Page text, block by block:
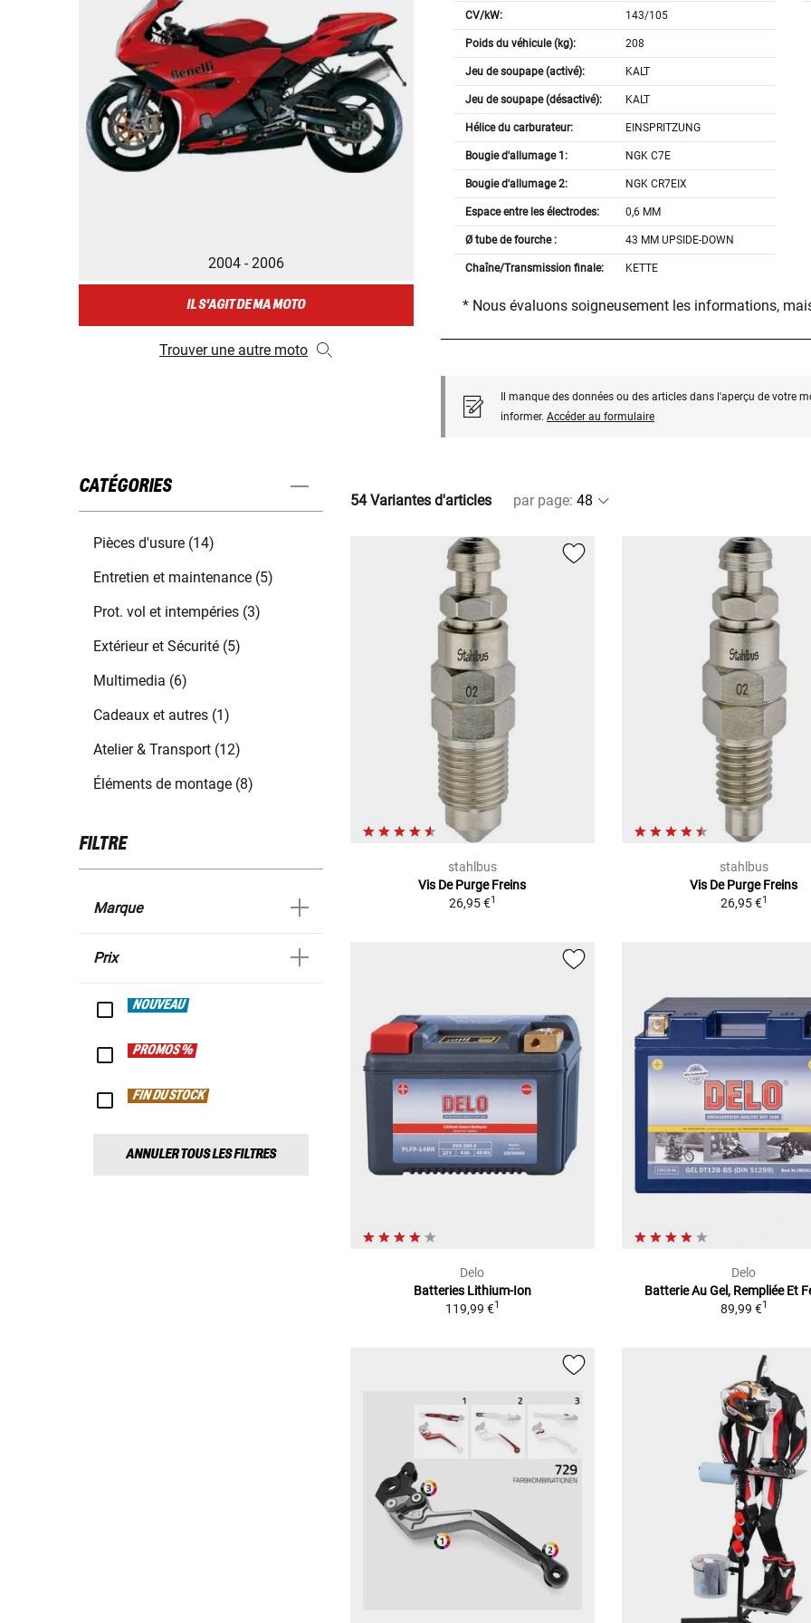
2004 - 2006
IL S'AGIT DE MA MOTO
Trouver une autre moto
CV/kW: 143/105
Poids du véhicule (kg): 208
Jeu de soupape (activé): KALT
Jeu de soupape (désactivé): KALT
Hélice du carburateur: EINSPRITZUNG
Bougie d'allumage 1: NGK C7E
Bougie d'allumage 2: NGK CR7EIX
Espace entre les électrodes: 0,6 MM
Ø tube de fourche : 43 MM UPSIDE-DOWN
Chaîne/Transmission finale: KETTE
* Nous évaluons soigneusement les informations,
Il manque des données ou des articles dans l'aperçu de votre
informer. Accéder au formulaire
CATÉGORIES
Pièces d'usure (14)
Entretien et maintenance (5)
Prot. vol et intempéries (3)
Extérieur et Sécurité (5)
Multimedia (6)
Cadeaux et autres (1)
Atelier & Transport (12)
Éléments de montage (8)
FILTRE
Marque
Prix
NOUVEAU
PROMOS %
FIN DU STOCK
ANNULER TOUS LES FILTRES
54 Variantes d'articles par page:
stahlbus
Vis De Purge Freins
26,95 €1
stahlbus
Vis De Purge Freins
26,95 €1
Delo
Batteries Lithium-Ion
119,99 €1
Delo
Batterie Au Gel, Rempliée Et
89,99 €1